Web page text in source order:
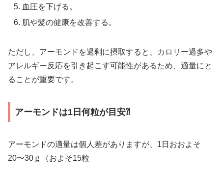
血圧を下げる。
肌や髪の健康を改善する。
ただし、アーモンドを過剰に摂取すると、カロリー過多や
アレルギー反応を引き起こす可能性があるため、適量にと
ることが重要です。
アーモンドは1日何粒が目安⁈
アーモンドの適量は個人差がありますが、1日おおよそ
20〜30ｇ（およそ15粒